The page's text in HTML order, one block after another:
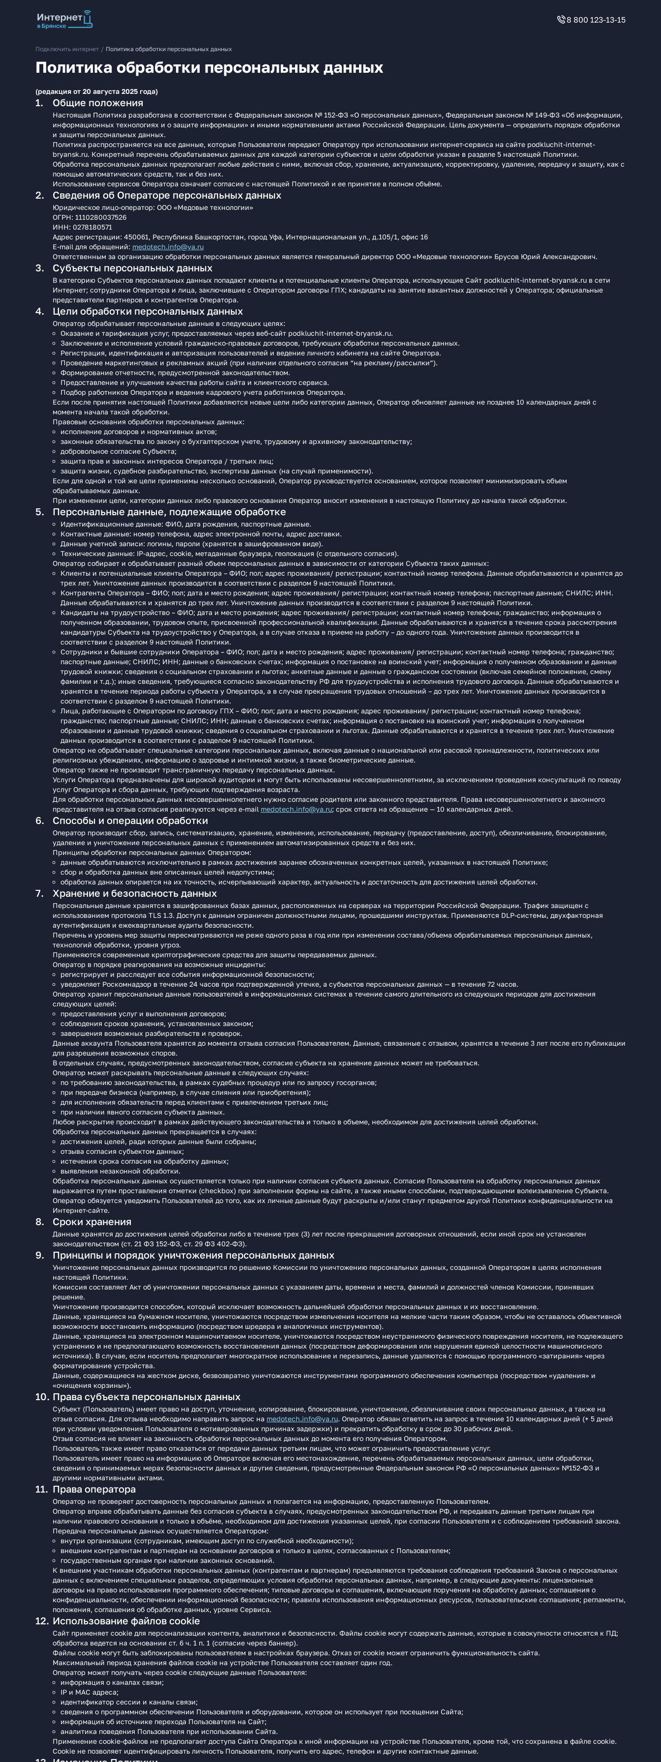
8 800 123-13-15
Подключить интернет / Политика обработки персональных данных
Политика обработки персональных данных
(редакция от 20 августа 2025 года)
Общие положения
Настоящая Политика разработана в соответствии с Федеральным законом № 152-ФЗ «О персональных данных», Федеральным законом № 149-ФЗ «Об информации,
информационных технологиях и о защите информации» и иными нормативными актами Российской Федерации. Цель документа — определить порядок обработки
и защиты персональных данных.
Политика распространяется на все данные, которые Пользователи передают Оператору при использовании интернет-сервиса на сайте podkluchit-internet-
bryansk.ru. Конкретный перечень обрабатываемых данных для каждой категории субъектов и цели обработки указан в разделе 5 настоящей Политики.
Обработка персональных данных предполагает любые действия с ними, включая сбор, хранение, актуализацию, корректировку, удаление, передачу и защиту, как с
помощью автоматических средств, так и без них.
Использование сервисов Оператора означает согласие с настоящей Политикой и ее принятие в полном объёме.
Сведения об Операторе персональных данных
Юридическое лицо‑оператор: ООО «Медовые технологии»
ОГРН: 1110280037526
ИНН: 0278180571
Адрес регистрации: 450061, Республика Башкортостан, город Уфа, Интернациональная ул., д.105/1, офис 16
E‑mail для обращений: medotech.info@ya.ru
Ответственным за организацию обработки персональных данных является генеральный директор ООО «Медовые технологии» Брусов Юрий Александрович.
Субъекты персональных данных
В категорию Субъектов персональных данных попадают клиенты и потенциальные клиенты Оператора, использующие Сайт podkluchit-internet-bryansk.ru в сети
Интернет; сотрудники Оператора и лица, заключившие с Оператором договоры ГПХ; кандидаты на занятие вакантных должностей у Оператора; официальные
представители партнеров и контрагентов Оператора.
Цели обработки персональных данных
Оператор обрабатывает персональные данные в следующих целях:
Оказание и тарификация услуг, предоставляемых через веб‑сайт podkluchit-internet-bryansk.ru.
Заключение и исполнение условий гражданско-правовых договоров, требующих обработки персональных данных.
Регистрация, идентификация и авторизация пользователей и ведение личного кабинета на сайте Оператора.
Проведение маркетинговых и рекламных акций (при наличии отдельного согласия “на рекламу/рассылки”).
Формирование отчетности, предусмотренной законодательством.
Предоставление и улучшение качества работы сайта и клиентского сервиса.
Подбор работников Оператора и ведение кадрового учета работников Оператора.
Если после принятия настоящей Политики добавляются новые цели либо категории данных, Оператор обновляет данные не позднее 10 календарных дней с
момента начала такой обработки.
Правовые основания обработки персональных данных:
исполнение договоров и нормативных актов;
законные обязательства по закону о бухгалтерском учете, трудовому и архивному законодательству;
добровольное согласие Субъекта;
защита прав и законных интересов Оператора / третьих лиц;
защита жизни, судебное разбирательство, экспертиза данных (на случай применимости).
Если для одной и той же цели применимы несколько оснований, Оператор руководствуется основанием, которое позволяет минимизировать объем
обрабатываемых данных.
При изменении цели, категории данных либо правового основания Оператор вносит изменения в настоящую Политику до начала такой обработки.
Персональные данные, подлежащие обработке
Идентификационные данные: ФИО, дата рождения, паспортные данные.
Контактные данные: номер телефона, адрес электронной почты, адрес доставки.
Данные учетной записи: логины, пароли (хранятся в зашифрованном виде).
Технические данные: IP-адрес, cookie, метаданные браузера, геолокация (с отдельного согласия).
Оператор собирает и обрабатывает разный объем персональных данных в зависимости от категории Субъекта таких данных:
Клиенты и потенциальные клиенты Оператора – ФИО; пол; адрес проживания/ регистрации; контактный номер телефона. Данные обрабатываются и хранятся до
трех лет. Уничтожение данных производится в соответствии с разделом 9 настоящей Политики.
Контрагенты Оператора – ФИО; пол; дата и место рождения; адрес проживания/ регистрации; контактный номер телефона; паспортные данные; СНИЛС; ИНН.
Данные обрабатываются и хранятся до трех лет. Уничтожение данных производится в соответствии с разделом 9 настоящей Политики.
Кандидаты на трудоустройство – ФИО; дата и место рождения; адрес проживания/ регистрации; контактный номер телефона; гражданство; информация о
полученном образовании, трудовом опыте, присвоенной профессиональной квалификации. Данные обрабатываются и хранятся в течение срока рассмотрения
кандидатуры Субъекта на трудоустройство у Оператора, а в случае отказа в приеме на работу – до одного года. Уничтожение данных производится в
соответствии с разделом 9 настоящей Политики.
Сотрудники и бывшие сотрудники Оператора – ФИО; пол; дата и место рождения; адрес проживания/ регистрации; контактный номер телефона; гражданство;
паспортные данные; СНИЛС; ИНН; данные о банковских счетах; информация о постановке на воинский учет; информация о полученном образовании и данные
трудовой книжки; сведения о социальном страховании и льготах; анкетные данные и данные о гражданском состоянии (включая семейное положение, смену
фамилии и т.д.); иные сведения, требующиеся согласно законодательству РФ для трудоустройства и исполнения трудового договора. Данные обрабатываются и
хранятся в течение периода работы субъекта у Оператора, а в случае прекращения трудовых отношений – до трех лет. Уничтожение данных производится в
соответствии с разделом 9 настоящей Политики.
Лица, работающие с Оператором по договору ГПХ – ФИО; пол; дата и место рождения; адрес проживания/ регистрации; контактный номер телефона;
гражданство; паспортные данные; СНИЛС; ИНН; данные о банковских счетах; информация о постановке на воинский учет; информация о полученном
образовании и данные трудовой книжки; сведения о социальном страховании и льготах. Данные обрабатываются и хранятся в течение трех лет. Уничтожение
данных производится в соответствии с разделом 9 настоящей Политики.
Оператор не обрабатывает специальные категории персональных данных, включая данные о национальной или расовой принадлежности, политических или
религиозных убеждениях, информацию о здоровье и интимной жизни, а также биометрические данные.
Оператор также не производит трансграничную передачу персональных данных.
Услуги Оператора предназначены для широкой аудитории и могут быть использованы несовершеннолетними, за исключением проведения консультаций по поводу
услуг Оператора и сбора данных, требующих подтверждения возраста.
Для обработки персональных данных несовершеннолетнего нужно согласие родителя или законного представителя. Права несовершеннолетнего и законного
представителя на отзыв согласия реализуются через e‑mail medotech.info@ya.ru; срок ответа на обращение — 10 календарных дней.
Способы и операции обработки
Оператор производит сбор, запись, систематизацию, хранение, изменение, использование, передачу (предоставление, доступ), обезличивание, блокирование,
удаление и уничтожение персональных данных с применением автоматизированных средств и без них.
Принципы обработки персональных данных Оператором:
данные обрабатываются исключительно в рамках достижения заранее обозначенных конкретных целей, указанных в настоящей Политике;
сбор и обработка данных вне описанных целей недопустимы;
обработка данных опирается на их точность, исчерпывающий характер, актуальность и достаточность для достижения целей обработки.
Хранение и безопасность данных
Персональные данные хранятся в зашифрованных базах данных, расположенных на серверах на территории Российской Федерации. Трафик защищен с
использованием протокола TLS 1.3. Доступ к данным ограничен должностными лицами, прошедшими инструктаж. Применяются DLP‑системы, двухфакторная
аутентификация и ежеквартальные аудиты безопасности.
Перечень и уровень мер защиты пересматриваются не реже одного раза в год или при изменении состава/объема обрабатываемых персональных данных,
технологий обработки, уровня угроз.
Применяются современные криптографические средства для защиты передаваемых данных.
Оператор в порядке реагирования на возможные инциденты:
регистрирует и расследует все события информационной безопасности;
уведомляет Роскомнадзор в течение 24 часов при подтвержденной утечке, а субъектов персональных данных — в течение 72 часов.
Оператор хранит персональные данные пользователей в информационных системах в течение самого длительного из следующих периодов для достижения
следующих целей:
предоставления услуг и выполнения договоров;
соблюдения сроков хранения, установленных законом;
завершения возможных разбирательств и проверок.
Данные аккаунта Пользователя хранятся до момента отзыва согласия Пользователем. Данные, связанные с отзывом, хранятся в течение 3 лет после его публикации
для разрешения возможных споров.
В отдельных случаях, предусмотренных законодательством, согласие субъекта на хранение данных может не требоваться.
Оператор может раскрывать персональные данные в следующих случаях:
по требованию законодательства, в рамках судебных процедур или по запросу госорганов;
при передаче бизнеса (например, в случае слияния или приобретения);
для исполнения обязательств перед клиентами с привлечением третьих лиц;
при наличии явного согласия субъекта данных.
Любое раскрытие происходит в рамках действующего законодательства и только в объеме, необходимом для достижения целей обработки.
Обработка персональных данных прекращается в случаях:
достижения целей, ради которых данные были собраны;
отзыва согласия субъектом данных;
истечения срока согласия на обработку данных;
выявления незаконной обработки.
Обработка персональных данных осуществляется только при наличии согласия субъекта данных. Согласие Пользователя на обработку персональных данных
выражается путем проставления отметки (checkbox) при заполнении формы на сайте, а также иными способами, подтверждающими волеизъявление Субъекта.
Оператор обязуется уведомить Пользователей до того, как их личные данные будут раскрыты и/или станут предметом другой Политики конфиденциальности на
Интернет-сайте.
Сроки хранения
Данные хранятся до достижения целей обработки либо в течение трех (3) лет после прекращения договорных отношений, если иной срок не установлен
законодательством (ст. 21 ФЗ 152-ФЗ, ст. 29 ФЗ 402-ФЗ).
Принципы и порядок уничтожения персональных данных
Уничтожение персональных данных производится по решению Комиссии по уничтожению персональных данных, созданной Оператором в целях исполнения
настоящей Политики.
Комиссия составляет Акт об уничтожении персональных данных с указанием даты, времени и места, фамилий и должностей членов Комиссии, принявших
решение.
Уничтожение производится способом, который исключает возможность дальнейшей обработки персональных данных и их восстановление.
Данные, хранящиеся на бумажном носителе, уничтожаются посредством измельчения носителя на мелкие части таким образом, чтобы не оставалось объективной
возможности восстановить информацию (посредством шредера и аналогичных инструментов).
Данные, хранящиеся на электронном машиночитаемом носителе, уничтожаются посредством неустранимого физического повреждения носителя, не подлежащего
устранению и не предполагающего возможность восстановления данных (посредством деформирования или нарушения единой целостности машинописного
источника). В случае, если носитель предполагает многократное использование и перезапись, данные удаляются с помощью программного «затирания» через
форматирование устройства.
Данные, содержащиеся на жестком диске, безвозвратно уничтожаются инструментами программного обеспечения компьютера (посредством «удаления» и
«очищения корзины»).
Права субъекта персональных данных
Субъект (Пользователь) имеет право на доступ, уточнение, копирование, блокирование, уничтожение, обезличивание своих персональных данных, а также на
отзыв согласия. Для отзыва необходимо направить запрос на medotech.info@ya.ru. Оператор обязан ответить на запрос в течение 10 календарных дней (+ 5 дней
при условии уведомления Пользователя о мотивированных причинах задержки) и прекратить обработку в срок до 30 рабочих дней.
Отзыв согласия не влияет на законность обработки персональных данных до момента его получения Оператором.
Пользователь также имеет право отказаться от передачи данных третьим лицам, что может ограничить предоставление услуг.
Пользователь имеет право на информацию об Операторе включая его местонахождение, перечень обрабатываемых персональных данных, цели обработки,
сведения о принимаемых мерах безопасности данных и другие сведения, предусмотренные Федеральным законом РФ «О персональных данных» №152-ФЗ и
другими нормативными актами.
Права оператора
Оператор не проверяет достоверность персональных данных и полагается на информацию, предоставленную Пользователем.
Оператор вправе обрабатывать данные без согласия субъекта в случаях, предусмотренных законодательством РФ, и передавать данные третьим лицам при
наличии правового основания и только в объёме, необходимом для достижения указанных целей, при согласии Пользователя и с соблюдением требований закона.
Передача персональных данных осуществляется Оператором:
внутри организации (сотрудникам, имеющим доступ по служебной необходимости);
внешним контрагентам и партнерам на основании договоров и только в целях, согласованных с Пользователем;
государственным органам при наличии законных оснований.
К внешним участникам обработки персональных данных (контрагентам и партнерам) предъявляются требования соблюдения требований Закона о персональных
данных с включением специальных разделов, определяющих условия обработки персональных данных, например, в следующие документы: лицензионные
договоры на право использования программного обеспечения; типовые договоры и соглашения, включающие поручения на обработку данных; соглашения о
конфиденциальности, обеспечении информационной безопасности; правила использования информационных ресурсов, пользовательские соглашения; регламенты,
положения, соглашения об обработке данных, уровне Сервиса.
Использование файлов cookie
Сайт применяет cookie для персонализации контента, аналитики и безопасности. Файлы cookie могут содержать данные, которые в совокупности относятся к ПД;
обработка ведется на основании ст. 6 ч. 1 п. 1 (согласие через баннер).
Файлы cookie могут быть заблокированы пользователем в настройках браузера. Отказ от cookie может ограничить функциональность сайта.
Максимальный период хранения файлов cookie на устройстве Пользователя составляет один год.
Оператор может получать через cookie следующие данные Пользователя:
информация о каналах связи;
IP и MAC адреса;
идентификатор сессии и каналы связи;
сведения о программном обеспечении Пользователя и оборудовании, которое он использует при посещении Сайта;
информация об источнике перехода Пользователя на Сайт;
аналитика поведения Пользователя при использовании Сайта.
Применение cookie-файлов не предполагает доступа Сайта Оператора к иной информации на устройстве Пользователя, кроме той, что сохранена в файле cookie.
Cookie не позволяет идентифицировать личность Пользователя, получить его адрес, телефон и другие контактные данные.